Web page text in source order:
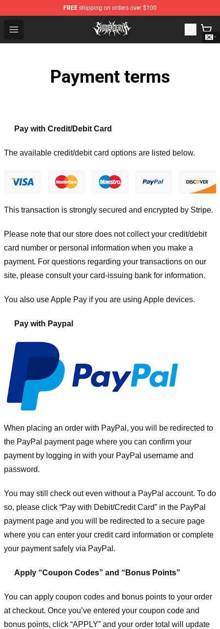
FREE shipping on orders over $100
Open menu
Svdden Death Shop - Official Svdden Death
Payment terms
Pay with Credit/Debit Card
The available credit/debit card options are listed below.
This transaction is strongly secured and encrypted by Stripe.
Please note that our store does not collect your credit/debit
card number or personal information when you make a
payment. For questions regarding your transactions on our
site, please consult your card-issuing bank for information.
You also use Apple Pay if you are using Apple devices.
Pay with Paypal
When placing an order with PayPal, you will be redirected to
the PayPal payment page where you can confirm your
payment by logging in with your PayPal username and
password.
You may still check out even without a PayPal account. To do
so, please click “Pay with Debit/Credit Card” in the PayPal
payment page and you will be redirected to a secure page
where you can enter your credit card information or complete
your payment safely via PayPal.
Apply “Coupon Codes” and “Bonus Points”
You can apply coupon codes and bonus points to your order
at checkout. Once you’ve entered your coupon code and
bonus points, click “APPLY” and your order total will update